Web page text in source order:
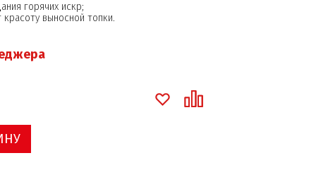
горячих искр;
выносной топки.